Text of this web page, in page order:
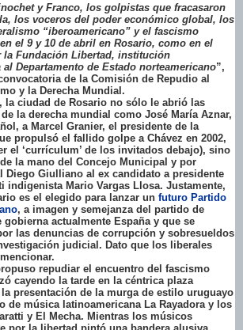
y Franco, los golpistas que fracasaron
los voceros del poder económico global, los
“iberoamericano” y el fascismo
el 9 y 10 de abril en Rosario, como en el
la Fundación Libertad, institución
Departamento de Estado norteamericano”,
de la Comisión de Repudio al
y la Derecha Mundial.
la ciudad de Rosario no sólo le abrió las
la derecha mundial como José María Aznar,
a Marcel Granier, el presidente de la
propulsó el fallido golpe a Chávez en 2002,
el ‘currículum’ de los invitados debajo), sino
la mano del Concejo Municipal y por
Diego Giulliano al ex candidato a presidente
indigenista Mario Vargas Llosa. Justamente,
es el elegido para lanzar un futuro Partido
, a imagen y semejanza del partido de
actualmente España y que se
las denuncias de corrupción y sobresueldos
judicial. Dato que los liberales
repudiar el encuentro del fascismo
cayendo la tarde en la céntrica plaza
presentación de la murga de estilo uruguayo
de música latinoamericana La Rayadora y los
y El Mecha. Mientras los músicos